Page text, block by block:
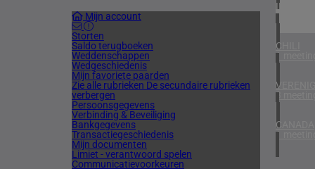
Mijn account
Storten
Saldo terugboeken
Weddenschappen
Wedgeschiedenis
Mijn favoriete paarden
Zie alle rubrieken De secundaire rubrieken
verbergen
Persoonsgegevens
Verbinding & Beveiliging
Bankgegevens
Transactiegeschiedenis
Mijn documenten
Limiet - verantwoord spelen
Communicatievoorkeuren
IERLAND
1
CHILI
1
3
CANADA
1